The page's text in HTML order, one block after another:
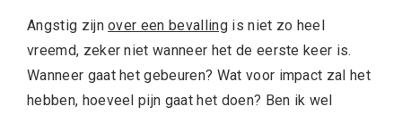
Angstig zijnover een bevallingis niet zo heel
vreemd, zeker niet wanneer het de eerste keer is.
Wanneer gaat het gebeuren? Wat voor impact zal het
hebben, hoeveel pijn gaat het doen? Ben ik wel